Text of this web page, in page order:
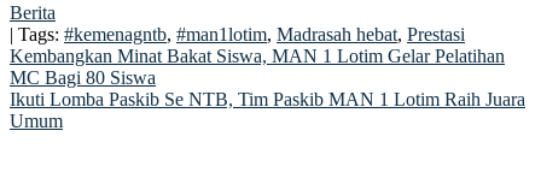
Berita
| Tags: #kemenagntb, #man1lotim, Madrasah hebat, Prestasi
Post
navigation
Kembangkan Minat Bakat Siswa, MAN 1 Lotim Gelar Pelatihan
MC Bagi 80 Siswa
Ikuti Lomba Paskib Se NTB, Tim Paskib MAN 1 Lotim Raih Juara
Umum